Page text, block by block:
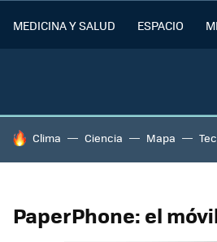
MEDICINA Y SALUD ESPACIO
HOY SE HABLA DE
Clima Ciencia Mapa
PaperPhone: el